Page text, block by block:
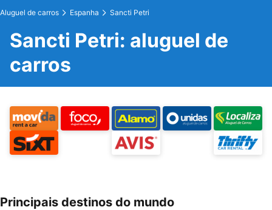
Aluguel de carros Espanha Sancti Petri
Sancti Petri: aluguel de
carros
Principais destinos do mundo